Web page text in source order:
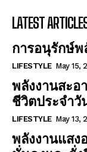
LATEST
การอนุรักษ์พ
LIFESTYLE May 15,
พลังงานสะอ
ชีวิตประจำวั
LIFESTYLE May 13,
พลังงานแสง